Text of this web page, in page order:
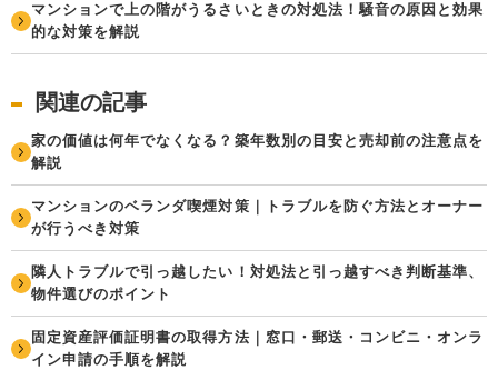
マンションで上の階がうるさいときの対処法！騒音の原因と効果
的な対策を解説
関連の記事
家の価値は何年でなくなる？築年数別の目安と売却前の注意点を
解説
マンションのベランダ喫煙対策｜トラブルを防ぐ方法とオーナー
が行うべき対策
隣人トラブルで引っ越したい！対処法と引っ越すべき判断基準、
物件選びのポイント
固定資産評価証明書の取得方法｜窓口・郵送・コンビニ・オンラ
イン申請の手順を解説